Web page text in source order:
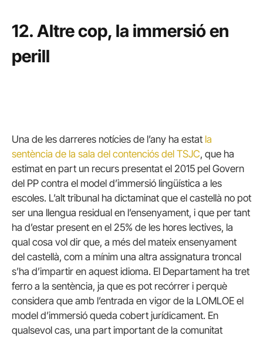
12. Altre cop, la immersió en
perill
Una de les darreres notícies de l’any ha estat la
sentència de la sala del contenciós del TSJC, que ha
estimat en part un recurs presentat el 2015 pel Govern
del PP contra el model d’immersió lingüística a les
escoles. L’alt tribunal ha dictaminat que el castellà no pot
ser una llengua residual en l’ensenyament, i que per tant
ha d’estar present en el 25% de les hores lectives, la
qual cosa vol dir que, a més del mateix ensenyament
del castellà, com a mínim una altra assignatura troncal
s’ha d’impartir en aquest idioma. El Departament ha tret
ferro a la sentència, ja que es pot recórrer i perquè
considera que amb l’entrada en vigor de la LOMLOE el
model d’immersió queda cobert jurídicament. En
qualsevol cas, una part important de la comunitat